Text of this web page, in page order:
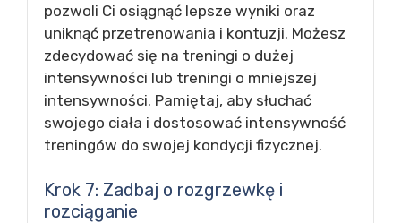
pozwoli Ci osiągnąć lepsze wyniki oraz
uniknąć przetrenowania i kontuzji. Możesz
zdecydować się na treningi o dużej
intensywności lub treningi o mniejszej
intensywności. Pamiętaj, aby słuchać
swojego ciała i dostosować intensywność
treningów do swojej kondycji fizycznej.
Krok 7: Zadbaj o rozgrzewkę i
rozciąganie